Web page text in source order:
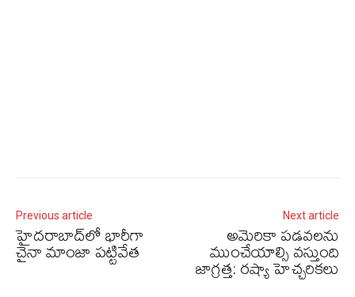
Previous article
హైదరాబాద్‌లో భారీగా
చైనా మాంజా పట్టివేత
Next article
అమెరికా పడవలను
ముంచేయాల్సి వస్తుంది
జాగ్రత్త: రష్యా హెచ్చరికలు